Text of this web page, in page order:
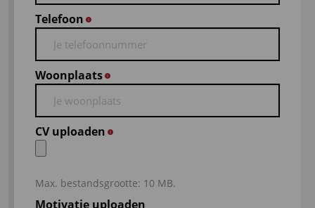
Telefoon
Woonplaats
CV uploaden
Max. bestandsgrootte: 10 MB.
Motivatie uploaden